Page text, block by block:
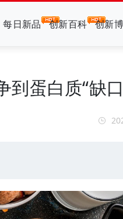
每日新品 创新百科 创新
蛋白质“缺